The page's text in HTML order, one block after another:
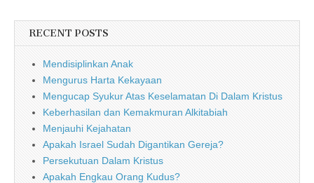
RECENT POSTS
Mendisiplinkan Anak
Mengurus Harta Kekayaan
Mengucap Syukur Atas Keselamatan Di Dalam Kristus
Keberhasilan dan Kemakmuran Alkitabiah
Menjauhi Kejahatan
Apakah Israel Sudah Digantikan Gereja?
Persekutuan Dalam Kristus
Apakah Engkau Orang Kudus?